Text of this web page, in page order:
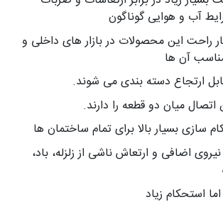
آب و هوایی گوناگون
راحت این محصولات در بازار های داخلی و
آن ها
ارتجاع دسته بندی می شوند.
اتصال میان دو قطعه را دارند.
سازی بسیار بالا برای تمام ساختمان ها
اضافی و ارتعاش ناشی از زلزله، باد،
استحکام زیاد